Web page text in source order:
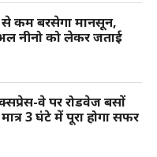
से कम बरसेगा मानसून,
नीनो को लेकर जताई
वे पर रोडवेज बसों
3 घंटे में पूरा होगा सफर